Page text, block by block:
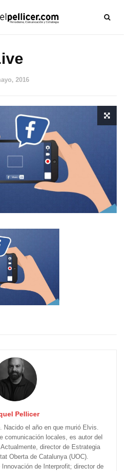
2016
Pellicer
Nacido el año en que murió Elvis.
comunicación locales, es autor del
director de Estrategia
Oberta de Catalunya (UOC).
de Interprofit; director de